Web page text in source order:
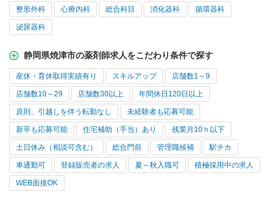
整形外科 心療内科 総合科目 消化器科 循環器科
泌尿器科
静岡県焼津市の薬剤師求人をこだわり条件で探す
産休・育休取得実績有り スキルアップ 店舗数1～9
店舗数10～29 店舗数30以上 年間休日120日以上
原則、引越しを伴う転勤なし 未経験者も応募可能
新卒も応募可能 住宅補助（手当）あり 残業月10ｈ以下
土日休み（相談可含む） 総合門前 管理職候補 駅チカ
車通勤可 登録販売者の求人 夏～秋入職可 積極採用中の求人
WEB面接OK